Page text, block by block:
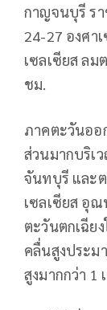
กาญจนบุรี ร
24-27 องศา
เซลเซียส ลม
ชม.
ภาคตะวันออ
ส่วนมากบริเ
จันทบุรี และ
เซลเซียส อุ
ตะวันตกเฉีย
คลื่นสูงประม
สูงมากกว่า 1